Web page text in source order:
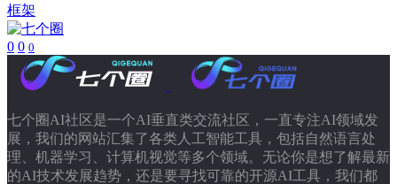
框架
0 0 0
七个圈AI社区是一个AI垂直类交流社区，一直专注AI领域发
展，我们的网站汇集了各类人工智能工具，包括自然语言处
理、机器学习、计算机视觉等多个领域。无论你是想了解最新
的AI技术发展趋势，还是要寻找可靠的开源AI工具，我们都